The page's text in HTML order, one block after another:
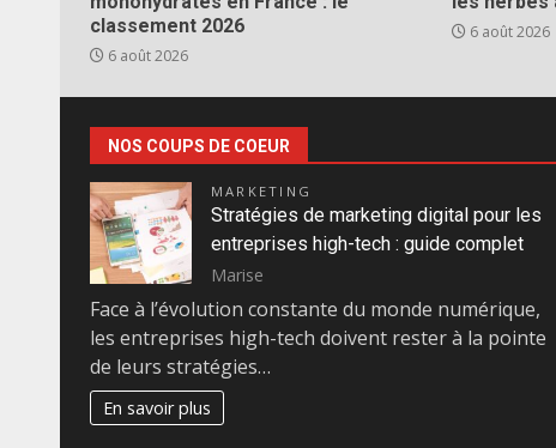
classement 2026
6 août 2026
6 août 2026
NOS COUPS DE COEUR
MARKETING
Stratégies de marketing digital pour les
entreprises high-tech : guide complet
Marise
Face à l’évolution constante du monde numérique,
les entreprises high-tech doivent rester à la pointe
de leurs stratégies…
En savoir plus